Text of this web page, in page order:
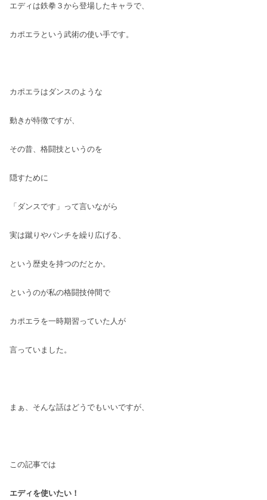
エディは鉄拳３から登場したキャラで、
カポエラという武術の使い手です。
カポエラはダンスのような
動きが特徴ですが、
その昔、格闘技というのを
隠すために
「ダンスです」って言いながら
実は蹴りやパンチを繰り広げる、
という歴史を持つのだとか。
というのが私の格闘技仲間で
カポエラを一時期習っていた人が
言っていました。
まぁ、そんな話はどうでもいいですが、
この記事では
エディを使いたい！